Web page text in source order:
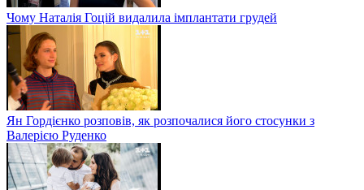
Чому Наталія Гоцій видалила імплантати грудей
Ян Гордієнко розповів, як розпочалися його стосунки з
Валерією Руденко